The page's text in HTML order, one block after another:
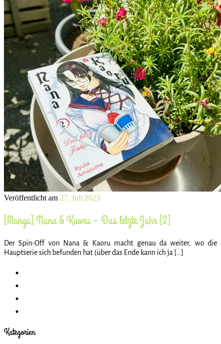
Veröffentlicht am 27. Juli 2023
[Manga] Nana & Kaoru – Das letzte Jahr [2]
Der Spin-Off von Nana & Kaoru macht genau da weiter, wo die
Hauptserie sich befunden hat (über das Ende kann ich ja […]
Kategorien